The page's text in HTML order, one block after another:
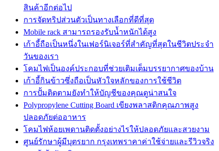
สินค้าอีกต่อไป
การจัดทริปส่วนตัวเป็นทางเลือกที่ดีที่สุด
Mobile rack สามารถรองรับน้ำหนักได้สูง
เก้าอี้ถือเป็นหนึ่งในเฟอร์นิเจอร์ที่สำคัญที่สุดในชีวิตประจำ
วันของเรา
โคมไฟเป็นองค์ประกอบที่ช่วยเติมเต็มบรรยากาศของบ้าน
เก้าอี้กินข้าวซึ่งถือเป็นหัวใจหลักของการใช้ชีวิต
การปั้มติดตามยังทำให้บัญชีของคุณดูน่าสนใจ
Polypropylene Cutting Board เขียงพลาสติกคุณภาพสูง
ปลอดภัยต่ออาหาร
โคมไฟห้อยเพดานติดตั้งอย่างไรให้ปลอดภัยและสวยงาม
ศูนย์รักษาผู้มีบุตรยาก กรุงเทพราคาค่าใช้จ่ายและรีวิวจริง